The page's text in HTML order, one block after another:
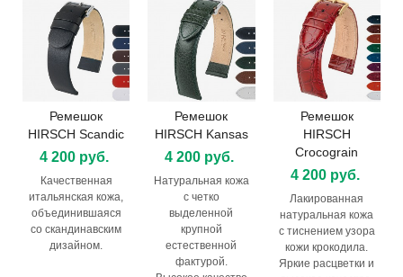
Ремешок
HIRSCH Scandic
4 200 руб.
Качественная
итальянская кожа,
объединившаяся
со скандинавским
дизайном.
Ремешок
HIRSCH Kansas
4 200 руб.
Натуральная кожа
с четко
выделенной
крупной
естественной
фактурой.
Ремешок
HIRSCH
Crocograin
4 200 руб.
Лакированная
натуральная кожа
с тиснением узора
кожи крокодила.
Яркие расцветки и